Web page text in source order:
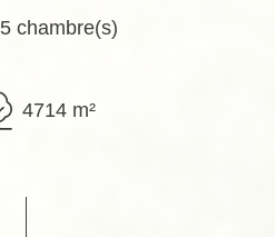
5 chambre(s)
4714 m²